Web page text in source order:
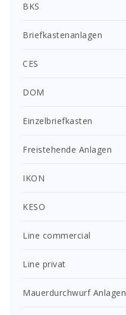
BKS
Briefkastenanlagen
CES
DOM
Einzelbriefkasten
Freistehende Anlagen
IKON
KESO
Line commercial
Line privat
Mauerdurchwurf Anlagen